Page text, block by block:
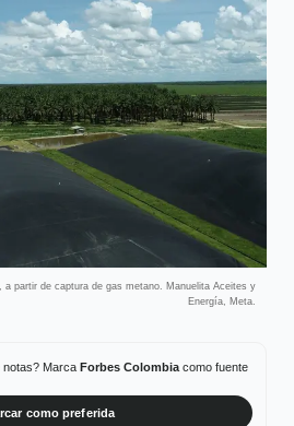
a partir de captura de gas metano. Manuelita Aceites y
Energía, Meta.
notas? Marca Forbes Colombiacomo fuente
como preferida